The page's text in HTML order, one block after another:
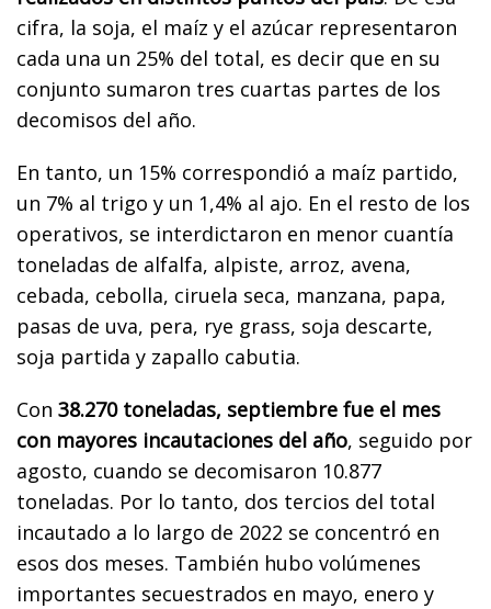
cifra, la soja, el maíz y el azúcar representaron
cada una un 25% del total, es decir que en su
conjunto sumaron tres cuartas partes de los
decomisos del año.
En tanto, un 15% correspondió a maíz partido,
un 7% al trigo y un 1,4% al ajo. En el resto de los
operativos, se interdictaron en menor cuantía
toneladas de alfalfa, alpiste, arroz, avena,
cebada, cebolla, ciruela seca, manzana, papa,
pasas de uva, pera, rye grass, soja descarte,
soja partida y zapallo cabutia.
Con 38.270 toneladas, septiembre fue el mes
con mayores incautaciones del año, seguido por
agosto, cuando se decomisaron 10.877
toneladas. Por lo tanto, dos tercios del total
incautado a lo largo de 2022 se concentró en
esos dos meses. También hubo volúmenes
importantes secuestrados en mayo, enero y